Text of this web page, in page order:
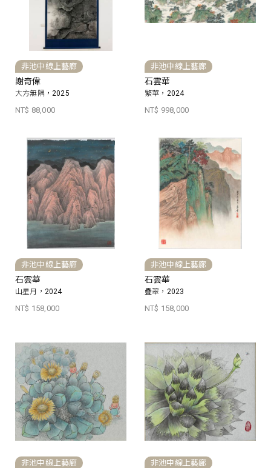
非池中線上藝廊
謝奇偉
大方無隅，2025
NT$ 88,000
非池中線上藝廊
石雲華
繁華，2024
NT$ 998,000
非池中線上藝廊
石雲華
山星月，2024
NT$ 158,000
非池中線上藝廊
石雲華
疊翠，2023
NT$ 158,000
非池中線上藝廊 非池中線上藝廊